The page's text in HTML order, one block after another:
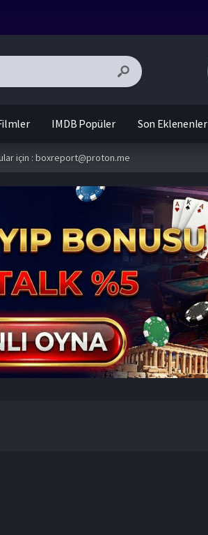
IMDB Popüler Son Eklenenler
için : boxreport@proton.me